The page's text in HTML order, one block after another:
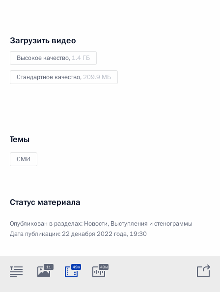
Загрузить видео
Высокое качество, 1.4 ГБ
Стандартное качество, 209.9 МБ
Темы
СМИ
Статус материала
Опубликован в разделах: Новости, Выступления и стенограммы
Дата публикации:22 декабря 2022 года, 19:30
11 49м 49м